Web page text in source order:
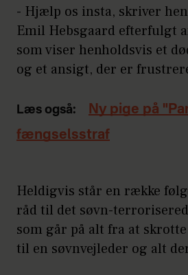
- Hjælp os insta, skriver
Emil Hebsgaard efterfulgt
som viser henholdsvis et
og et ansigt, der er
Læs også:
Ny pige på
fængselsstraf
Heldigvis står en række
råd til det søvn-
som går på alt fra at
til en søvnvejleder og alt